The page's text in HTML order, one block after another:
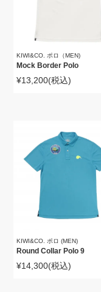
KIWI&CO. ポロ（MEN)
Mock Border Polo
¥13,200(税込)
KIWI&CO. ポロ (MEN)
Round Collar Polo 9
¥14,300(税込)